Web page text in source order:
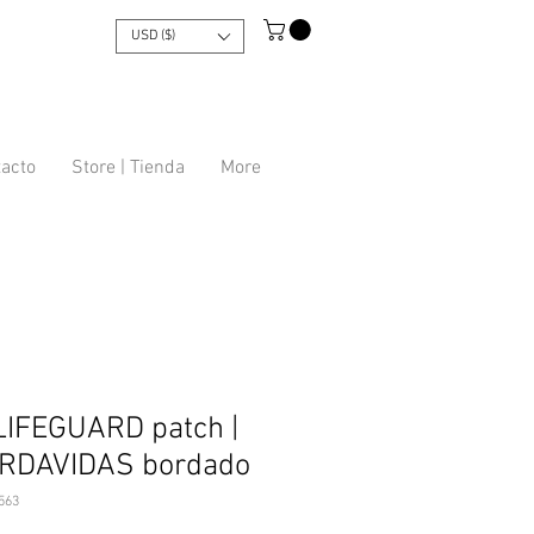
USD ($)
Store | Tienda More
patch |
bordado